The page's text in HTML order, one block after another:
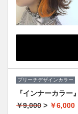
ブリーチデザインカラー
『インナーカラー
￥9,000 > ￥6,000